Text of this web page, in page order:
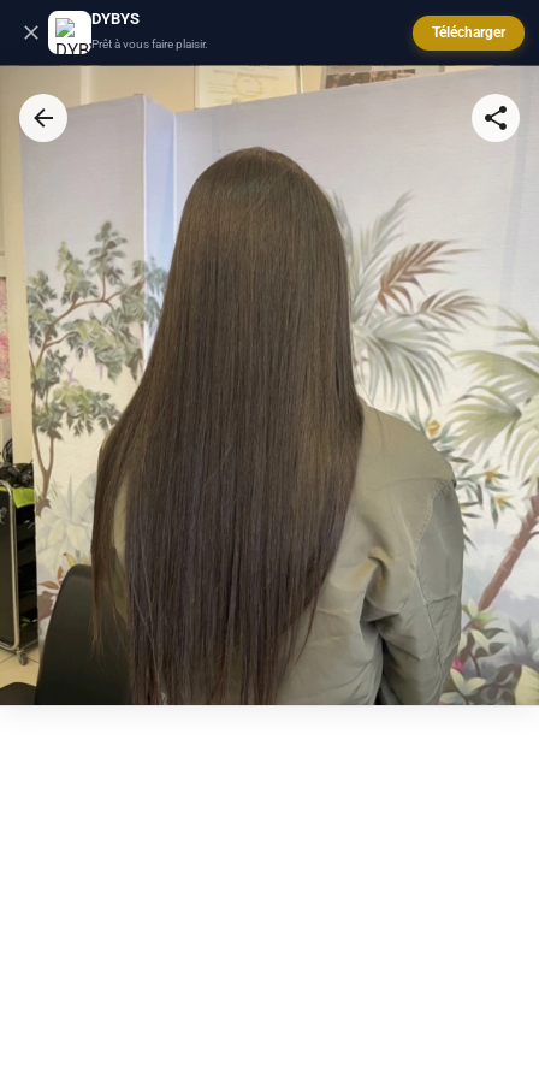
DYBYS
Prêt à vous faire plaisir.
Télécharger